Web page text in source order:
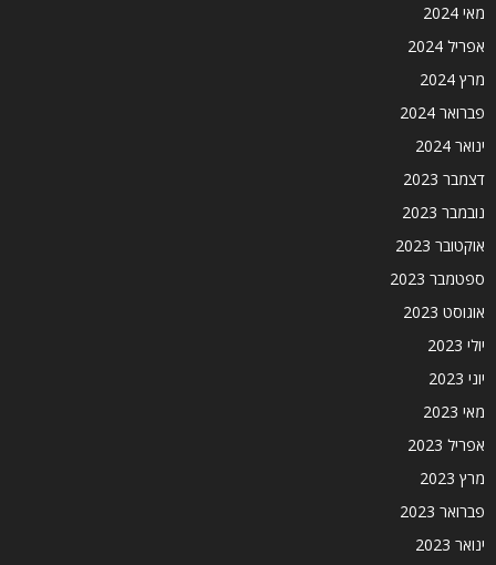
מאי 2024
אפריל 2024
מרץ 2024
פברואר 2024
ינואר 2024
דצמבר 2023
נובמבר 2023
אוקטובר 2023
ספטמבר 2023
אוגוסט 2023
יולי 2023
יוני 2023
מאי 2023
אפריל 2023
מרץ 2023
פברואר 2023
ינואר 2023